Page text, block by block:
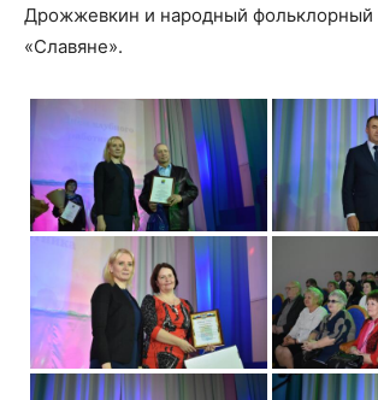
Дрожжевкин и народный фольклорный
«Славяне».